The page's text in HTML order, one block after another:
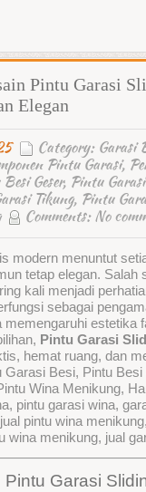
Pintu Garasi
Elegan
Category: Garasi
Pintu Garasi,
Geser, Pintu
Tikung, Pintu
Comments: No
modern menuntut
tetap elegan. Salah
kali menjadi
sebagai
memengaruhi estetika
Pintu Garasi
hemat ruang, dan
Garasi Besi, Pintu Besi
Wina Menikung,
pintu garasi wina,
pintu wina
wina menikung, jual
Garasi